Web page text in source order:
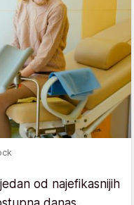
od najefikasnijih